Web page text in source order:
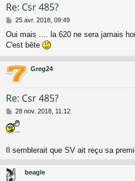
Re: Csr 485?
M
s
s
g
e
25 avr. 2018, 09:49
Oui mais .... la 620 ne sera jamais
C'est bête
Greg24
Re: Csr 485?
M
e
s
g
28 nov. 2018, 11:12
Il semblerait que SV ait reçu sa
beagle